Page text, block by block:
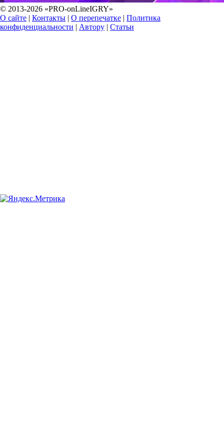
© 2013-2026 «PRO-onLineIGRY»
О сайте | Контакты | О перепечатке | Политика
конфиденциальности | Автору | Статьи